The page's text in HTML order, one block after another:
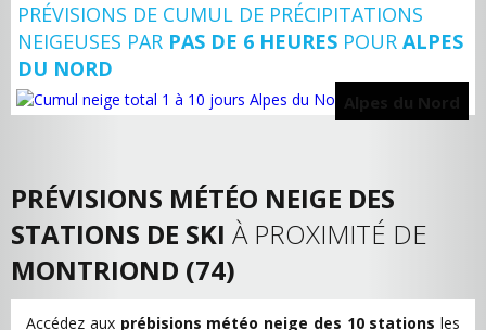
PRÉVISIONS DE CUMUL DE PRÉCIPITATIONS
NEIGEUSES PAR PAS DE 6 HEURES POUR ALPES
DU NORD
Alpes du Nord
PRÉVISIONS MÉTÉO NEIGE DES
STATIONS DE SKI À PROXIMITÉ DE
MONTRIOND (74)
Accédez aux prébisions météo neige des 10 stations les